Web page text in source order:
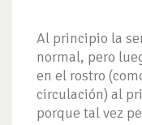
Al principio la
normal, pero
en el rostro
circulación) al
porque tal vez